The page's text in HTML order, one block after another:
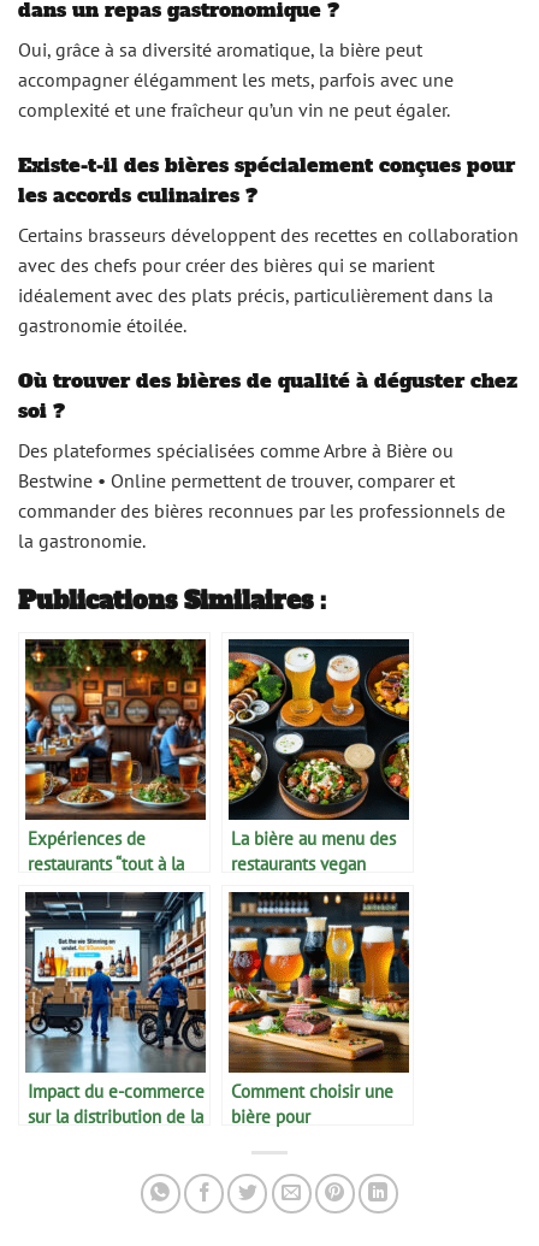
dans un repas gastronomique ?
Oui, grâce à sa diversité aromatique, la bière peut
accompagner élégamment les mets, parfois avec une
complexité et une fraîcheur qu’un vin ne peut égaler.
Existe-t-il des bières spécialement conçues pour
les accords culinaires ?
Certains brasseurs développent des recettes en collaboration
avec des chefs pour créer des bières qui se marient
idéalement avec des plats précis, particulièrement dans la
gastronomie étoilée.
Où trouver des bières de qualité à déguster chez
soi ?
Des plateformes spécialisées comme Arbre à Bière ou
Bestwine • Online permettent de trouver, comparer et
commander des bières reconnues par les professionnels de
la gastronomie.
Publications Similaires :
Expériences de
restaurants “tout à la
bière”
La bière au menu des
restaurants vegan
Impact du e-commerce
sur la distribution de la
Comment choisir une
bière pour